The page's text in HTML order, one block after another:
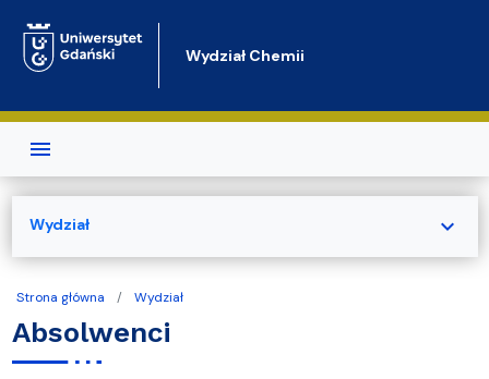
Wydział Chemii
Strona główna Wydział
Absolwenci
Wydział expand_more